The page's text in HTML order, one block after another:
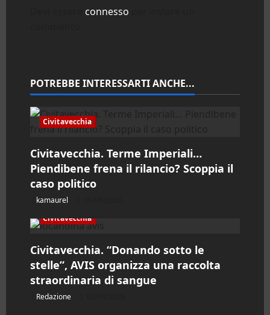
n
e
a
r
t
c
o
l
o
connesso
POTREBBE INTERESSARTI ANCHE...
Civitavecchia
Civitavecchia. Terme Imperiali…
Piendibene frena il rilancio? Scoppia il
caso politico
kamaurel
Civitavecchia
Civitavecchia. “Donando sotto le
stelle”, AVIS organizza una raccolta
straordinaria di sangue
Redazione